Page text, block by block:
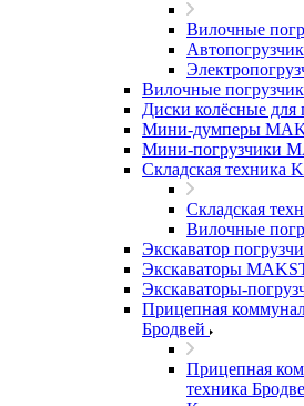
Вилочные
Вилочные
Диски колёсные для
Мини-думперы
Мини-погрузчики
Складская техника
Складская
Вилочные
Экскаватор
Экскаваторы
Экскаваторы-
Прицепная
Бродвей
Прицепная
техника